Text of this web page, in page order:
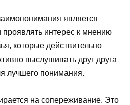
является
проявлять интерес к мнению
которые действительно
выслушивать друг друга
лучшего понимания.
на сопереживание. Это